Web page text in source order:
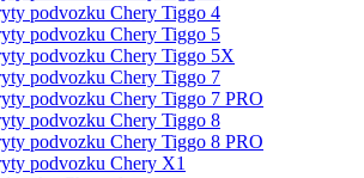
podvozku Chery Tiggo 4
podvozku Chery Tiggo 5
podvozku Chery Tiggo 5X
podvozku Chery Tiggo 7
podvozku Chery Tiggo 7 PRO
podvozku Chery Tiggo 8
podvozku Chery Tiggo 8 PRO
podvozku Chery X1